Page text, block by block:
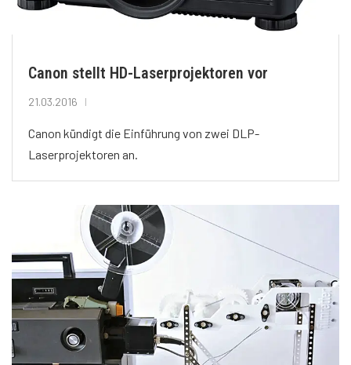
Canon stellt HD-Laserprojektoren vor
21.03.2016
Canon kündigt die Einführung von zwei DLP-
Laserprojektoren an.